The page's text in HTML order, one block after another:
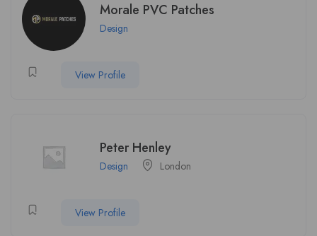
Morale PVC Patches
Design
View Profile
Peter Henley
Design London
View Profile